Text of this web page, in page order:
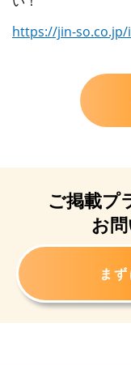
https://jin-
ご掲載プ
お
ま